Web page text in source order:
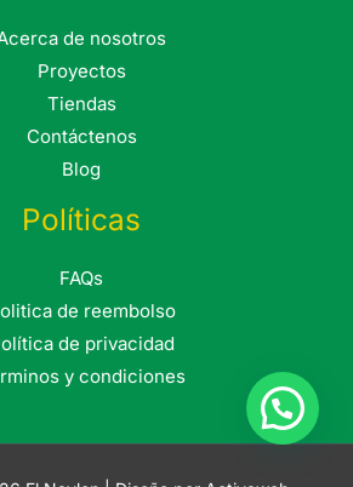
de nosotros
Proyectos
Tiendas
Contáctenos
Blog
Políticas
FAQs
de reembolso
de privacidad
y condiciones